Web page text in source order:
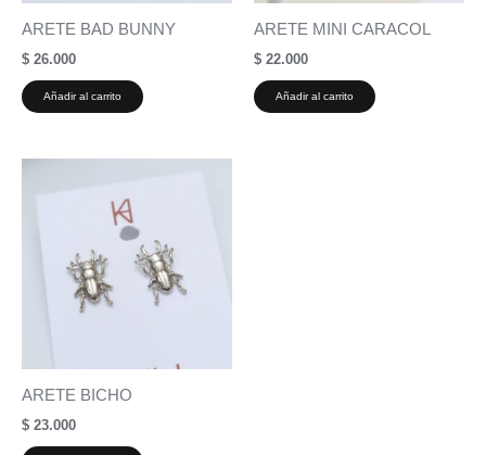
ARETE BAD BUNNY
$ 26.000
Añadir al carrito
ARETE MINI CARACOL
$ 22.000
Añadir al carrito
ARETE BICHO
$ 23.000